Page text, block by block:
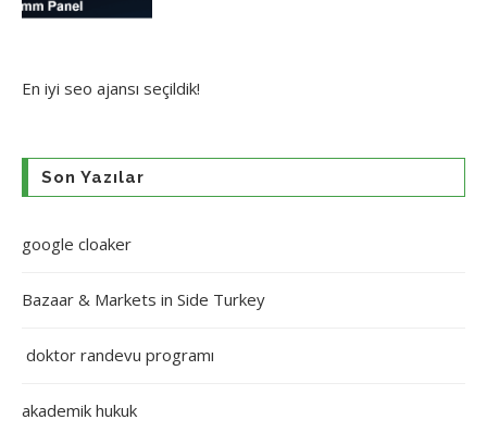
En iyi seo ajansı seçildik!
Son Yazılar
google cloaker
Bazaar & Markets in Side Turkey
doktor randevu programı
akademik hukuk